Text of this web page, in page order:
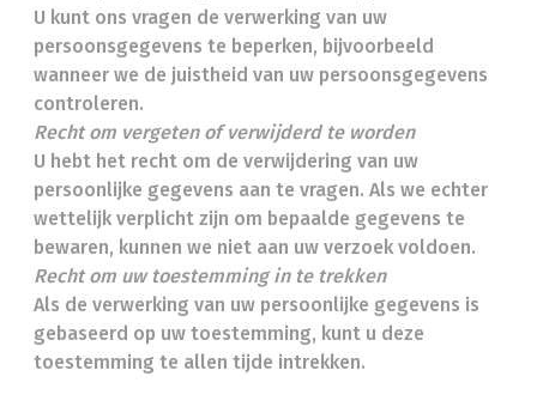
U kunt ons vragen de verwerking van uw
persoonsgegevens te beperken, bijvoorbeeld
wanneer we de juistheid van uw persoonsgegevens
controleren.
Recht om vergeten of verwijderd te worden
U hebt het recht om de verwijdering van uw
persoonlijke gegevens aan te vragen. Als we echter
wettelijk verplicht zijn om bepaalde gegevens te
bewaren, kunnen we niet aan uw verzoek voldoen.
Recht om uw toestemming in te trekken
Als de verwerking van uw persoonlijke gegevens is
gebaseerd op uw toestemming, kunt u deze
toestemming te allen tijde intrekken.